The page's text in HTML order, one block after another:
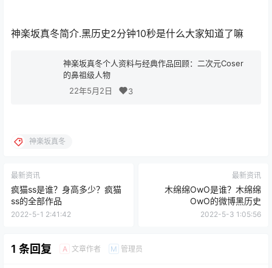
神楽坂真冬简介.黑历史2分钟10秒是什么大家知道了嘛
神楽坂真冬个人资料与经典作品回顾：二次元Coser
的鼻祖级人物
22年5月2日
3
神楽坂真冬
最新资讯
疯猫ss是谁？身高多少？疯猫
ss的全部作品
2022-5-1 2:41:42
最新资讯
木绵绵OwO是谁？木绵绵
OwO的微博黑历史
2022-5-3 1:05:56
1 条回复 A 文章作者 M 管理员